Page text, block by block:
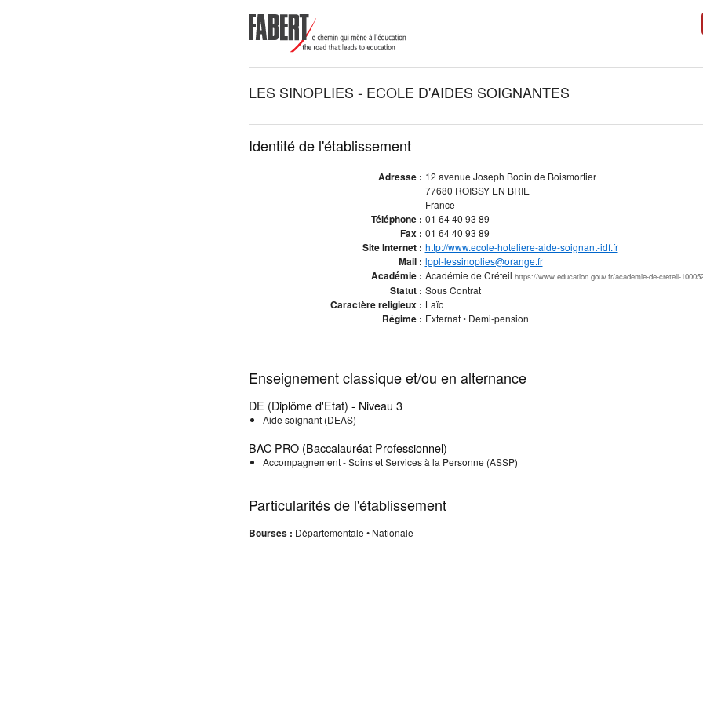
LES SINOPLIES - ECOLE D'AIDES SOIGNANTES
Identité de l'établissement
Adresse : 12 avenue Joseph Bodin de Boismortier
77680 ROISSY EN BRIE
France
Téléphone : 01 64 40 93 89
Fax : 01 64 40 93 89
Site Internet : http://www.ecole-hoteliere-aide-soignant-idf.fr
Mail : lppl-lessinoplies@orange.fr
Académie : Académie de Créteil https://www.education.gouv.fr/academie-de-creteil-
Statut : Sous Contrat
Caractère religieux : Laïc
Régime : Externat • Demi-pension
Enseignement classique et/ou en alternance
DE (Diplôme d'Etat) - Niveau 3
Aide soignant (DEAS)
BAC PRO (Baccalauréat Professionnel)
Accompagnement - Soins et Services à la Personne (ASSP)
Particularités de l'établissement
Bourses : Départementale • Nationale